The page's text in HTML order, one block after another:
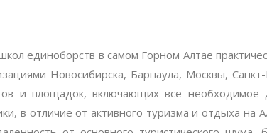
единоборств в самом Горном Алтае
Новосибирска, Барнаула, Москвы,
и площадок, включающих все
в отличие от активного туризма и отдыха на